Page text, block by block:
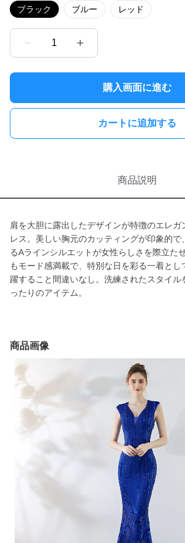
ブラック ブルー レッド
1
購入画面に進む
カートに追加する
商品説明
肩を大胆に露出したデザインが特徴のエレガ
レス。美しい胸元のカッティングが印象的で
るAラインシルエットが女性らしさを際立た
もモード感満載で、特別な日を彩る一着とし
躍すること間違いなし。洗練されたスタイル
ったりのアイテム。
商品画像